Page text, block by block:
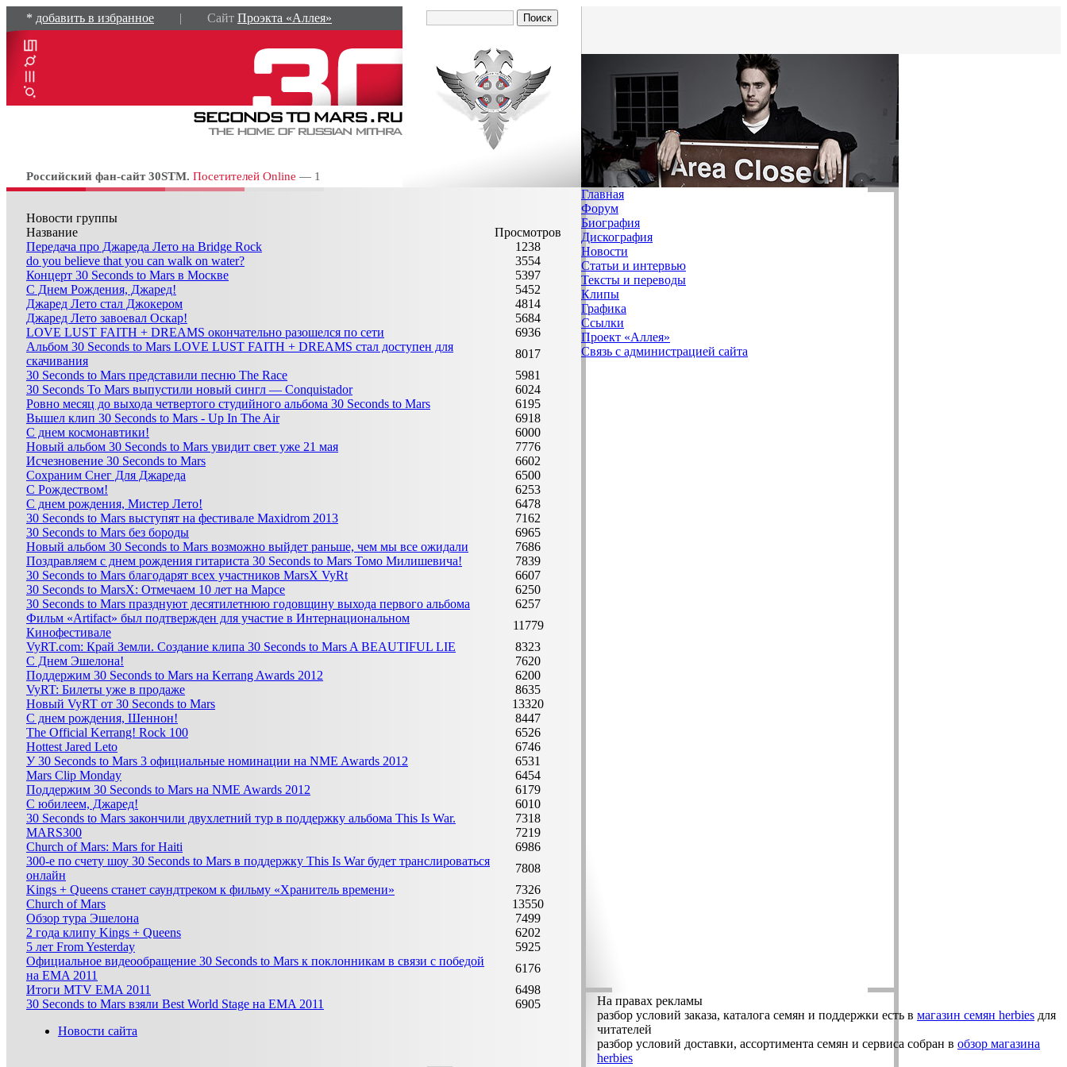
* добавить в избранное | Сайт Проэкта «Аллея»
Российский фан-сайт 30STM. Посетителей Online — 1
Новости группы
Название
Просмотров
Передача про Джареда Лето на Bridge Rock
1238
do you believe that you can walk on water?
3554
Концерт 30 Seconds to Mars в Москве
5397
C Днем Рождения, Джаред!
5452
Джаред Лето стал Джокером
4814
Джаред Лето завоевал Оскар!
5684
LOVE LUST FAITH + DREAMS окончательно разошелся по сети
6936
Альбом 30 Seconds to Mars LOVE LUST FAITH + DREAMS стал доступен для
скачивания
8017
30 Seconds to Mars представили песню The Race
5981
30 Seconds To Mars выпустили новый сингл — Conquistador
6024
Ровно месяц до выхода четвертого студийного альбома 30 Seconds to Mars
6195
Вышел клип 30 Seconds to Mars - Up In The Air
6918
С днем космонавтики!
6000
Новый альбом 30 Seconds to Mars увидит свет уже 21 мая
7776
Иcчезновение 30 Seconds to Mars
6602
Сохраним Снег Для Джареда
6500
С Рождеством!
6253
С днем рождения, Мистер Лето!
6478
30 Seconds to Mars выступят на фестивале Maxidrom 2013
7162
30 Seconds to Mars без бороды
6965
Новый альбом 30 Seconds to Mars возможно выйдет раньше, чем мы все ожидали
7686
Поздравляем с днем рождения гитариста 30 Seconds to Mars Томо Милишевича!
7839
30 Seconds to Mars благодарят всех участников MarsX VyRt
6607
30 Seconds to MarsX: Отмечаем 10 лет на Марсе
6250
30 Seconds to Mars празднуют десятилетнюю годовщину выхода первого альбома
6257
Фильм «Artifact» был подтвержден для участие в Интернациональном
Кинофестивале
11779
VyRT.com: Край Земли. Создание клипа 30 Seconds to Mars A BEAUTIFUL LIE
8323
С Днем Эшелона!
7620
Поддержим 30 Seconds to Mars на Kerrang Awards 2012
6200
VyRT: Билеты уже в продаже
8635
Новый VyRT от 30 Seconds to Mars
13320
С днем рождения, Шеннон!
8447
The Official Kerrang! Rock 100
6526
Hottest Jared Leto
6746
У 30 Seconds to Mars 3 официальные номинации на NME Awards 2012
6531
Mars Clip Monday
6454
Поддержим 30 Seconds to Mars на NME Awards 2012
6179
С юбилеем, Джаред!
6010
30 Seconds to Mars закончили двухлетний тур в поддержку альбома This Is War.
7318
MARS300
7219
Church of Mars: Mars for Haiti
6986
300-е по счету шоу 30 Seconds to Mars в поддержку This Is War будет транслироваться
онлайн
7808
Kings + Queens станет саундтреком к фильму «Хранитель времени»
7326
Church of Mars
13550
Обзор тура Эшелона
7499
2 года клипу Kings + Queens
6202
5 лет From Yesterday
5925
Официальное видеообращение 30 Seconds to Mars к поклонникам в связи с победой
на EMA 2011
6176
Итоги MTV EMA 2011
6498
30 Seconds to Mars взяли Best World Stage на EMA 2011
6905
Новости сайта
Главная
Форум
Биография
Дискография
Новости
Статьи и интервью
Тексты и переводы
Клипы
Графика
Ссылки
Проект «Аллея»
Связь с администрацией сайта
На правах рекламы
разбор условий заказа, каталога семян и поддержки есть в магазин семян herbies для
читателей
разбор условий доставки, ассортимента семян и сервиса собран в обзор магазина
herbies